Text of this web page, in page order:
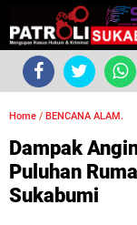
Home / BENCANA ALAM.
Dampak
Puluhan
Sukabumi